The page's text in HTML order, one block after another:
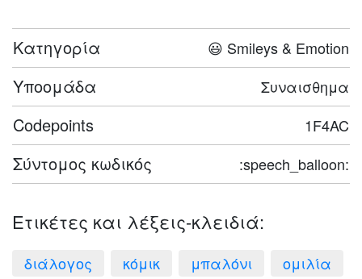
Κατηγορία 😃 Smileys & Emotion
Υποομάδα Συναισθημα
Codepoints 1F4AC
Σύντομος κωδικός :speech_balloon:
Ετικέτες και λέξεις-κλειδιά:
διάλογος κόμικ μπαλόνι
ομιλία